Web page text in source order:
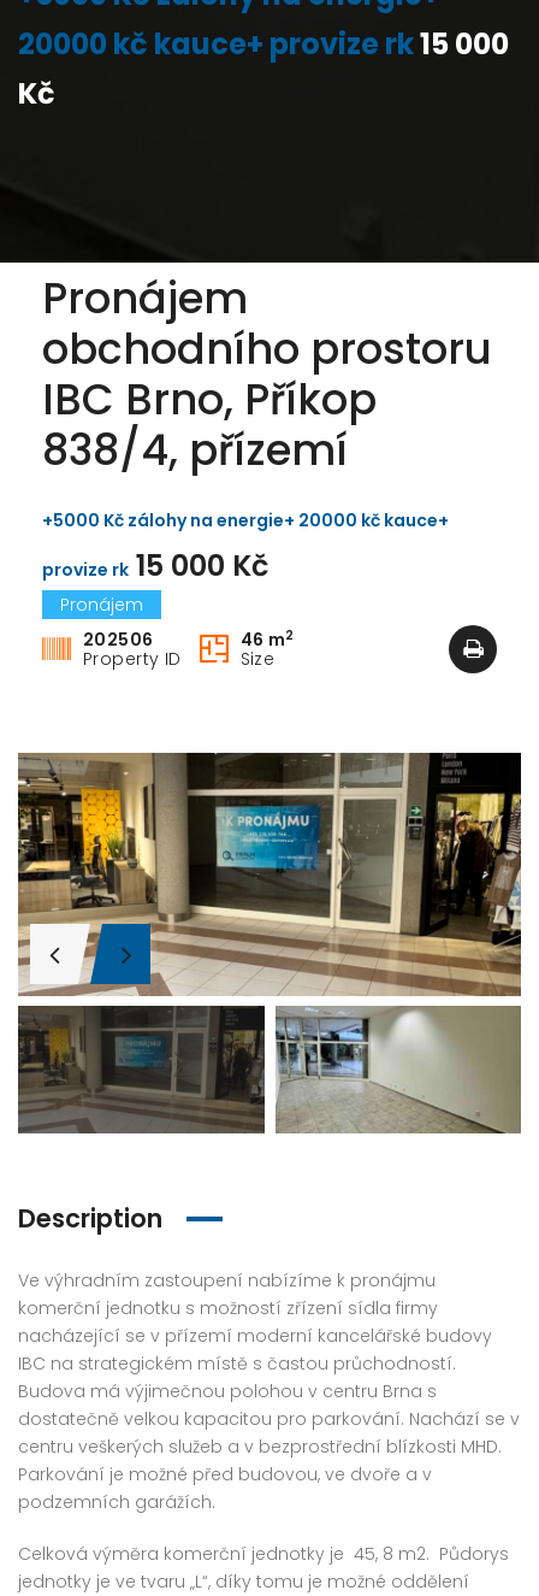
20000 kč kauce+ provize rk15 000
Kč
Pronájem
obchodního prostoru
IBC Brno, Příkop
838/4, přízemí
+5000 Kč zálohy na energie+ 20000 kč kauce+
provize rk 15 000 Kč
Pronájem
202506
Property ID
46 m2
Size
Description
Ve výhradním zastoupení nabízíme k pronájmu
komerční jednotku s možností zřízení sídla firmy
nacházející se v přízemí moderní kancelářské budovy
IBC na strategickém místě s častou průchodností.
Budova má výjimečnou polohou v centru Brna s
dostatečně velkou kapacitou pro parkování. Nachází se v
centru veškerých služeb a v bezprostřední blízkosti MHD.
Parkování je možné před budovou, ve dvoře a v
podzemních garážích.
Celková výměra komerční jednotky je 45, 8 m2. Půdorys
jednotky je ve tvaru „L“, díky tomu je možné oddělení
RK8 500 Kč
500 Kč